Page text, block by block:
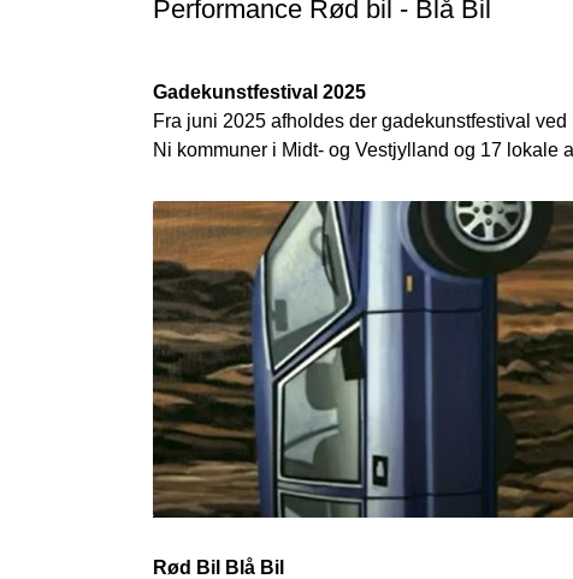
Performance Rød bil - Blå Bil
Gadekunstfestival 2025
Fra juni 2025 afholdes der gadekunstfestival
Ni kommuner i Midt- og Vestjylland og 17 lokale
Rød Bil Blå Bil